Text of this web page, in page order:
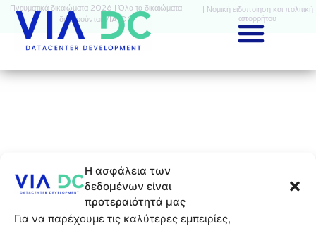
Η ασφάλεια των
δεδομένων είναι
προτεραιότητά μας
Για να παρέχουμε τις καλύτερες εμπειρίες,
Πνευματικά δικαιώματα 2026 | Όλα τα δικαιώματα
διατηρούνται VIA-DC
| Νομική ειδοποίηση και πολιτική
απορρήτου